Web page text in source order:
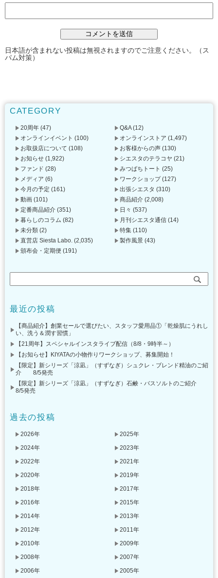
日本語が含まれない投稿は無視されますのでご注意ください。（ス
パム対策）
CATEGORY
20周年 (47) Q&A(12)
オンラインイベント (100) オンラインストア (1,497)
お取扱店について (108) お客様からの声 (130)
お知らせ (1,922) シエスタのテラコヤ (21)
ファンド (28) みつばちトート (25)
メディア (6) ワークショップ(127)
今月の予定 (161) 出張シエスタ (310)
動画 (101) 商品紹介 (2,008)
定番商品紹介 (351) 日々 (537)
暮らしのコラム (82) 月刊シエスタ通信 (14)
未分類 (2) 特集 (110)
直営店 Siesta Labo. (2,035) 製作風景 (43)
頒布会・定期便 (191)
最近の投稿
【商品紹介】創業セールで選びたい、スタッフ愛用品①「乾燥肌にうれし
い、洗う＆潤す習慣」
【21周年】スペシャルインスタライブ配信（8/8・9時半～）
【お知らせ】KIYATAの小物作りワークショップ、募集開始！
【限定】新シリーズ「涼凪」（すずなぎ）シュクレ・ブレンド精油のご紹
介 8/5発売
【限定】新シリーズ「涼凪」（すずなぎ）石鹸・バスソルトのご紹介
8/5発売
過去の投稿
2026年
2025年
2024年
2023年
2022年
2021年
2020年
2019年
2018年
2017年
2016年
2015年
2014年
2013年
2012年
2011年
2010年
2009年
2008年
2007年
2006年
2005年